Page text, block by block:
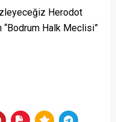
Herodot
“Bodrum Halk Meclisi”